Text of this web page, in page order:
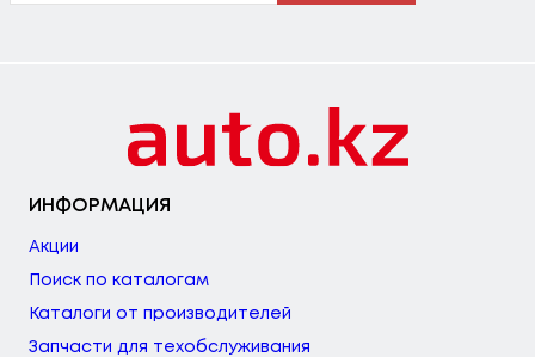
ИНФОРМАЦИЯ
Акции
Поиск по каталогам
Каталоги от производителей
Запчасти для техобслуживания